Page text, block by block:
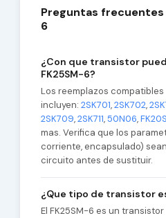
Preguntas frecuentes
6
¿Con que transistor
FK25SM-6?
Los reemplazos compatibles
incluyen: 2SK701,2SK702,
2SK709,2SK711,50N06,
mas. Verifica que los
corriente, encapsulado)
circuito antes de sustituir.
¿Que tipo de transistor
El FK25SM-6 es un